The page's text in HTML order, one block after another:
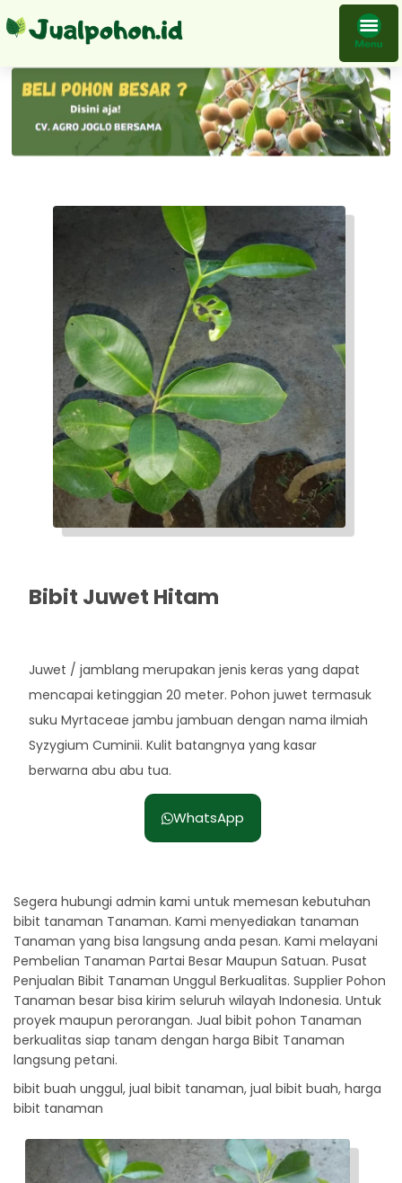
Tanaman Juwet Hitam Bibit Unggul Hasil Okulasi Pengiriman Paling Aman
Bibit Juwet Hitam
Juwet / jamblang merupakan jenis keras yang dapat
mencapai ketinggian 20 meter. Pohon juwet termasuk
suku Myrtaceae jambu jambuan dengan nama ilmiah
Syzygium Cuminii. Kulit batangnya yang kasar
berwarna abu abu tua.
WhatsApp
Segera hubungi admin kami untuk memesan kebutuhan
bibit tanaman Tanaman. Kami menyediakan tanaman
Tanaman yang bisa langsung anda pesan. Kami melayani
Pembelian Tanaman Partai Besar Maupun Satuan. Pusat
Penjualan Bibit Tanaman Unggul Berkualitas. Supplier Pohon
Tanaman besar bisa kirim seluruh wilayah Indonesia. Untuk
proyek maupun perorangan. Jual bibit pohon Tanaman
berkualitas siap tanam dengan harga Bibit Tanaman
langsung petani.
bibit buah unggul, jual bibit tanaman, jual bibit buah, harga
bibit tanaman